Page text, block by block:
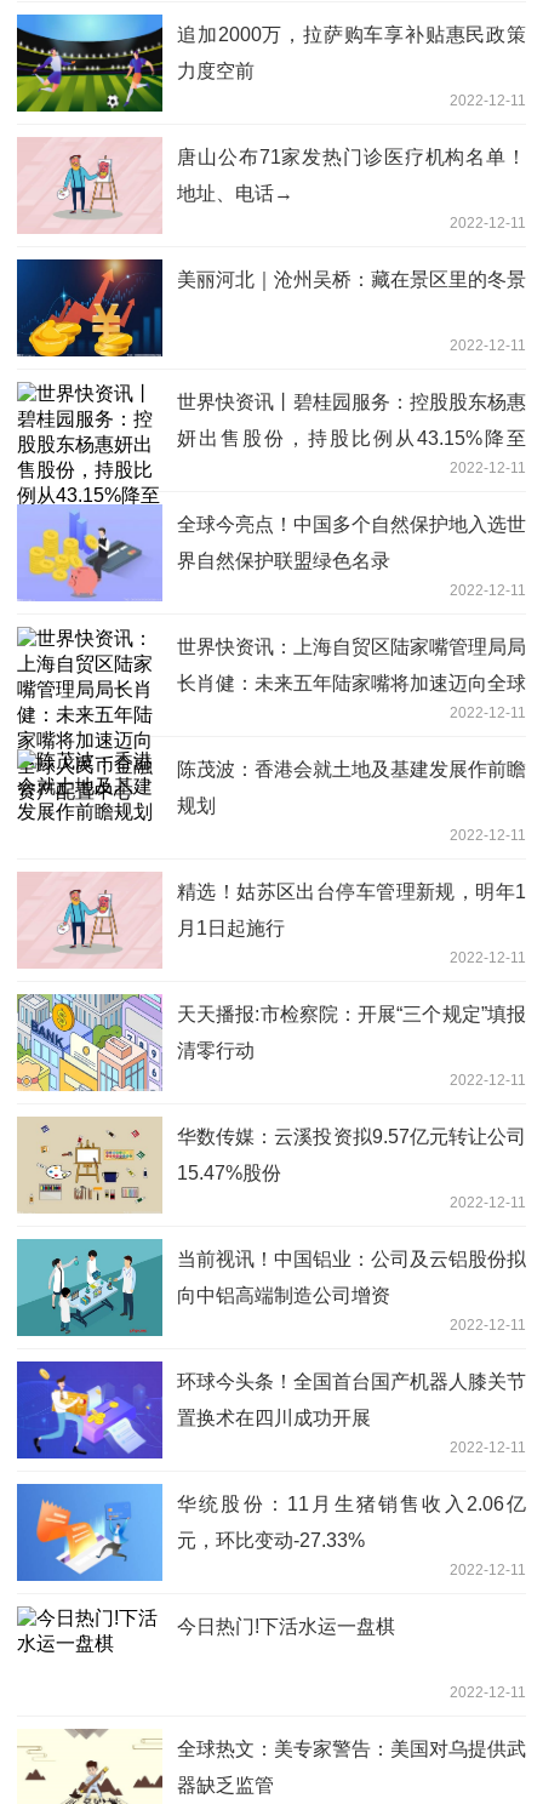
追加2000万，拉萨购车享补贴惠民政策
力度空前
2022-12-11
唐山公布71家发热门诊医疗机构名单！
地址、电话→
2022-12-11
美丽河北｜沧州吴桥：藏在景区里的冬景
2022-12-11
世界快资讯丨碧桂园服务：控股股东杨惠
妍出售股份，持股比例从43.15%降至
2022-12-11
全球今亮点！中国多个自然保护地入选世
界自然保护联盟绿色名录
2022-12-11
世界快资讯：上海自贸区陆家嘴管理局局
长肖健：未来五年陆家嘴将加速迈向全球
2022-12-11
陈茂波：香港会就土地及基建发展作前瞻
规划
2022-12-11
精选！姑苏区出台停车管理新规，明年1
月1日起施行
2022-12-11
天天播报:市检察院：开展“三个规定”填报
清零行动
2022-12-11
华数传媒：云溪投资拟9.57亿元转让公司
15.47%股份
2022-12-11
当前视讯！中国铝业：公司及云铝股份拟
向中铝高端制造公司增资
2022-12-11
环球今头条！全国首台国产机器人膝关节
置换术在四川成功开展
2022-12-11
华统股份：11月生猪销售收入2.06亿
元，环比变动-27.33%
2022-12-11
今日热门!下活水运一盘棋
2022-12-11
全球热文：美专家警告：美国对乌提供武
器缺乏监管